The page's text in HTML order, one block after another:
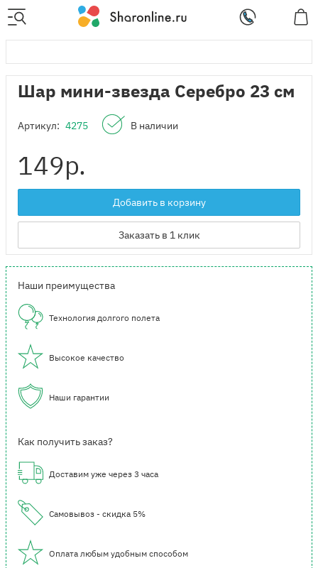
Шар мини-звезда Серебро 23 см
Артикул: 4275 В наличии
149р.
Добавить в корзину
Заказать в 1 клик
Наши преимущества
Технология долгого полета
Высокое качество
Наши гарантии
Как получить заказ?
Доставим уже через 3 часа
Самовывоз - скидка 5%
Оплата любым удобным способом